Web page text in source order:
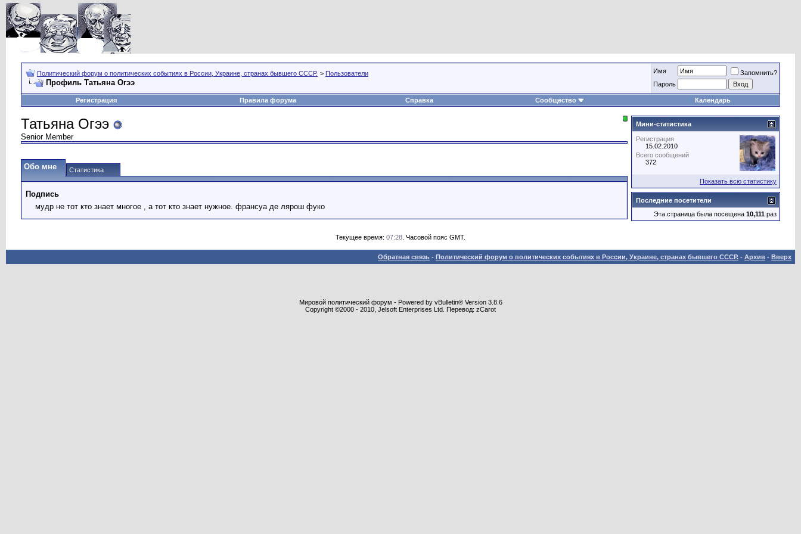
Политический форум о политических событиях в России, Украине, странах бывшего СССР. > Пользователи
Профиль Татьяна Огээ
Имя
Запомнить?
Пароль
Регистрация Правила форума Справка Сообщество Календарь
Татьяна Огээ
Senior Member
Обо мне Статистика
Подпись
мудр не тот кто знает многое , а тот кто знает нужное. франсуа де лярош фуко
Мини-статистика
Регистрация
15.02.2010
Всего сообщений
372
Показать всю статистику
Последние посетители
Эта страница была посещена 10,111 раз
Текущее время: 07:28 . Часовой пояс GMT.
Обратная связь - Политический форум о политических событиях в России, Украине, странах бывшего СССР. - Архив - Вверх
Мировой политический форум - Powered by vBulletin® Version 3.8.6
Copyright ©2000 - 2010, Jelsoft Enterprises Ltd. Перевод: zCarot